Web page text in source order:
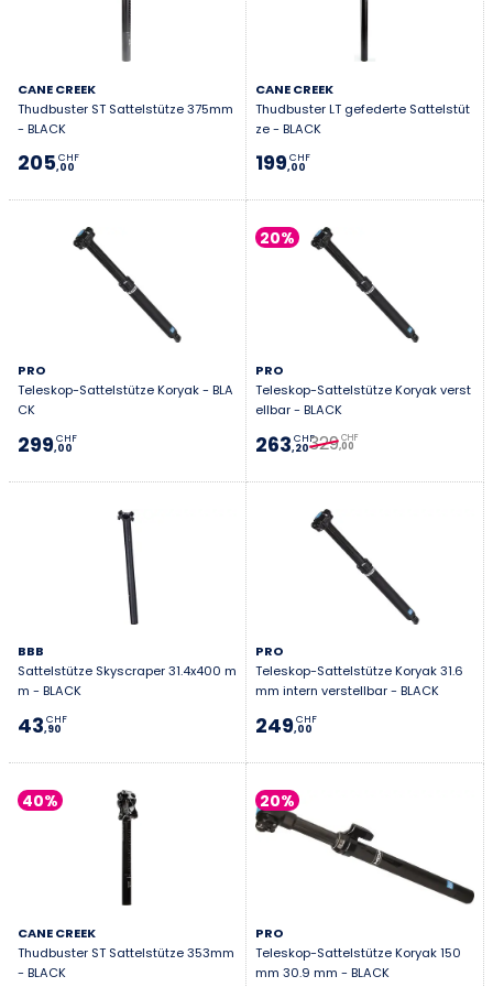
Sattelstütze zu Rahmen, Fahrstil und Einsatzbereich
CANE CREEK
Thudbuster ST Sattelstütze 375mm
- BLACK
205,00
CHF
CANE CREEK
Thudbuster LT gefederte Sattelstüt
ze - BLACK
199,00
CHF
PRO
Teleskop-Sattelstütze Koryak - BLA
CK
299,00
CHF
20%
PRO
Teleskop-Sattelstütze Koryak verst
ellbar - BLACK
263,20
CHF329,00
CHF
BBB
Sattelstütze Skyscraper 31.4x400 m
m - BLACK
43,90
CHF
PRO
Teleskop-Sattelstütze Koryak 31.6
mm intern verstellbar - BLACK
249,00
CHF
40%
CANE CREEK
Thudbuster ST Sattelstütze 353mm
- BLACK
20%
PRO
Teleskop-Sattelstütze Koryak 150
mm 30.9 mm - BLACK